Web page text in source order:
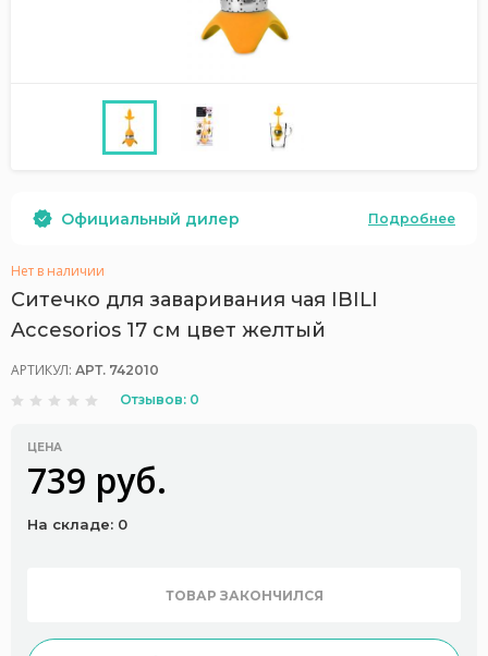
Официальный дилер Подробнее
Нет в наличии
Ситечко для заваривания чая IBILI
Accesorios 17 см цвет желтый
АРТИКУЛ: АРТ. 742010
Отзывов: 0
ЦЕНА
739 руб.
На складе: 0
ТОВАР ЗАКОНЧИЛСЯ